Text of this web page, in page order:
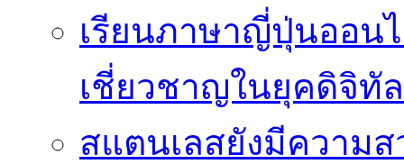
เรียนภาษาญี่ปุ่นออน
เชี่ยวชาญในยุคดิจิทัล
สแตนเลสยังมีความ